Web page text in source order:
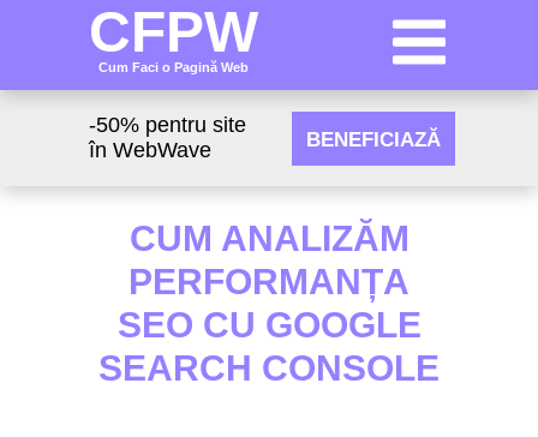
CFPW
Cum Faci o Pagină Web
CUM ANALIZĂM
PERFORMANȚA
SEO CU GOOGLE
SEARCH CONSOLE
BENEFICIAZĂ
-50% pentru site
în WebWave